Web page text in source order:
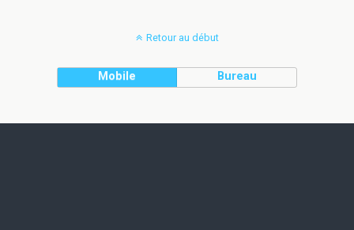
Retour au début
Mobile Bureau